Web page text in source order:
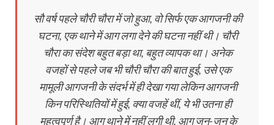
सौ वर्ष पहले चौरी चौरा में जो हुआ, वो सिर्फ एक आगजनी की
घटना, एक थाने में आग लगा देने की घटना नहीं थी। चौरी
चौरा का संदेश बहुत बड़ा था, बहुत व्‍यापक था। अनेक
वजहों से पहले जब भी चौरी चौरा की बात हुई, उसे एक
मामूली आगजनी के संदर्भ में ही देखा गया लेकिन आगजनी
किन परिस्थितियों में हुई, क्या वजहें थीं, ये भी उतना ही
महत्वपूर्ण है। आग थाने में नहीं लगी थी, आग जन-जन के